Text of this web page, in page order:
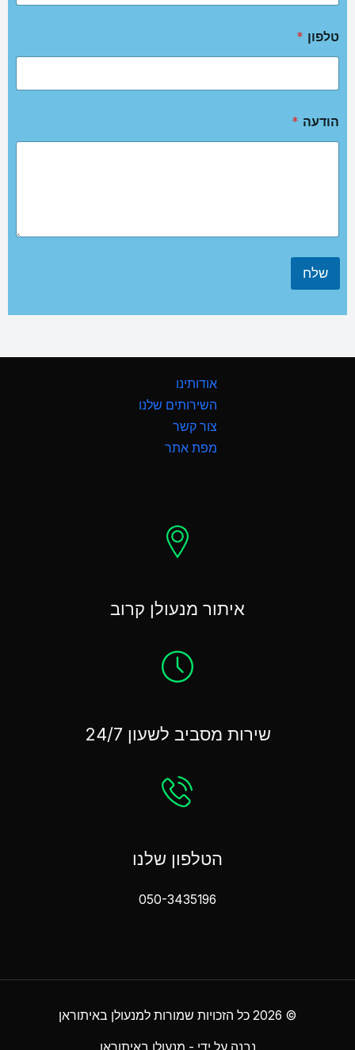
טלפון *
הודעה *
שלח
אודותינו
השירותים שלנו
צור קשר
מפת אתר
איתור מנעולן קרוב
שירות מסביב לשעון 24/7
הטלפון שלנו
050-3435196
© 2026 כל הזכויות שמורות למנעולן באיתוראן